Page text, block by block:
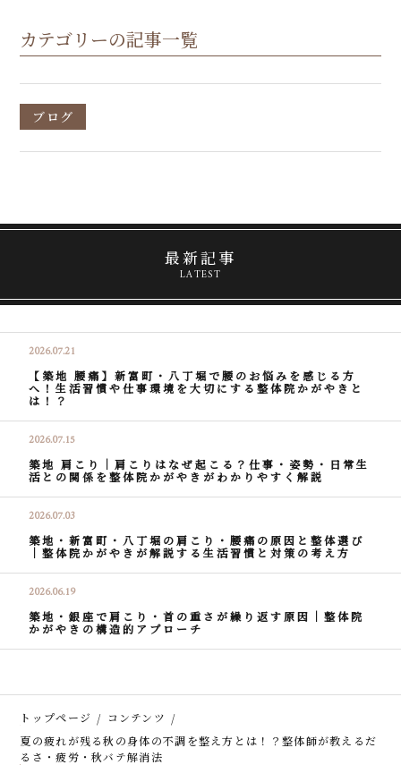
カテゴリーの記事一覧
ブログ
最新記事
LATEST
2026.07.21
【築地 腰痛】新富町・八丁堀で腰のお悩みを感じる方
へ！生活習慣や仕事環境を大切にする整体院かがやきと
は！？
2026.07.15
築地 肩こり｜肩こりはなぜ起こる？仕事・姿勢・日常生
活との関係を整体院かがやきがわかりやすく解説
2026.07.03
築地・新富町・八丁堀の肩こり・腰痛の原因と整体選び
｜整体院かがやきが解説する生活習慣と対策の考え方
2026.06.19
築地・銀座で肩こり・首の重さが繰り返す原因｜整体院
かがやきの構造的アプローチ
トップページ
コンテンツ
夏の疲れが残る秋の身体の不調を整え方とは！？整体師が教えるだ
るさ・疲労・秋バテ解消法